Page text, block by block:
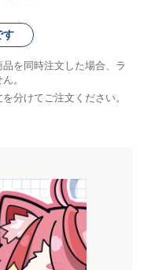
す
を同時注文した場合、ラ
。
分けてご注文ください。